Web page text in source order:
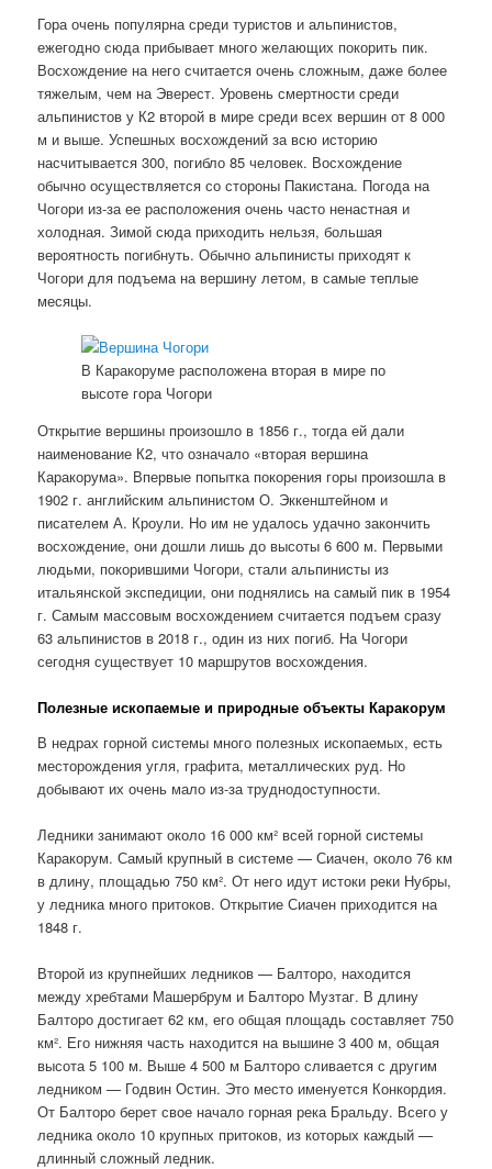
Гора очень популярна среди туристов и альпинистов,
ежегодно сюда прибывает много желающих покорить пик.
Восхождение на него считается очень сложным, даже более
тяжелым, чем на Эверест. Уровень смертности среди
альпинистов у К2 второй в мире среди всех вершин от 8 000
м и выше. Успешных восхождений за всю историю
насчитывается 300, погибло 85 человек. Восхождение
обычно осуществляется со стороны Пакистана. Погода на
Чогори из-за ее расположения очень часто ненастная и
холодная. Зимой сюда приходить нельзя, большая
вероятность погибнуть. Обычно альпинисты приходят к
Чогори для подъема на вершину летом, в самые теплые
месяцы.
В Каракоруме расположена вторая в мире по
высоте гора Чогори
Открытие вершины произошло в 1856 г., тогда ей дали
наименование К2, что означало «вторая вершина
Каракорума». Впервые попытка покорения горы произошла в
1902 г. английским альпинистом О. Эккенштейном и
писателем А. Кроули. Но им не удалось удачно закончить
восхождение, они дошли лишь до высоты 6 600 м. Первыми
людьми, покорившими Чогори, стали альпинисты из
итальянской экспедиции, они поднялись на самый пик в 1954
г. Самым массовым восхождением считается подъем сразу
63 альпинистов в 2018 г., один из них погиб. На Чогори
сегодня существует 10 маршрутов восхождения.
Полезные ископаемые и природные объекты Каракорум
В недрах горной системы много полезных ископаемых, есть
месторождения угля, графита, металлических руд. Но
добывают их очень мало из-за труднодоступности.
Ледники занимают около 16 000 км² всей горной системы
Каракорум. Самый крупный в системе — Сиачен, около 76 км
в длину, площадью 750 км². От него идут истоки реки Нубры,
у ледника много притоков. Открытие Сиачен приходится на
1848 г.
Второй из крупнейших ледников — Балторо, находится
между хребтами Машербрум и Балторо Музтаг. В длину
Балторо достигает 62 км, его общая площадь составляет 750
км². Его нижняя часть находится на вышине 3 400 м, общая
высота 5 100 м. Выше 4 500 м Балторо сливается с другим
ледником — Годвин Остин. Это место именуется Конкордия.
От Балторо берет свое начало горная река Бральду. Всего у
ледника около 10 крупных притоков, из которых каждый —
длинный сложный ледник.